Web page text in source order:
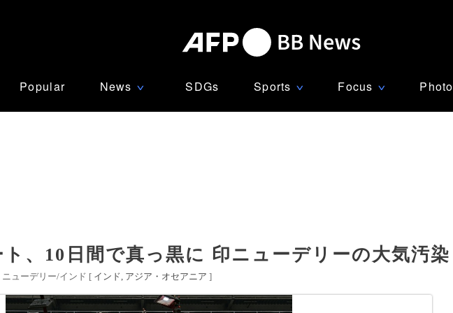
Popular News ∨ SDGs Sports ∨ Focus ∨ Photo
ト、10日間で真っ黒に 印ニューデリーの大気汚染
ューデリー/インド [ インド アジア・オセアニア ]